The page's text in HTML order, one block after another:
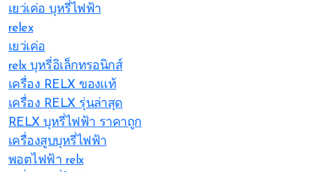
เยว่เค่อ บุหรี่ไฟฟ้า
relex
เยว่เค่อ
relx บุหรี่อิเล็กทรอนิกส์
เครื่อง RELX ของแท้
เครื่อง RELX รุ่นล่าสุด
RELX บุหรี่ไฟฟ้า ราคาถูก
เครื่องสูบบุหรี่ไฟฟ้า
พอตไฟฟ้า relx